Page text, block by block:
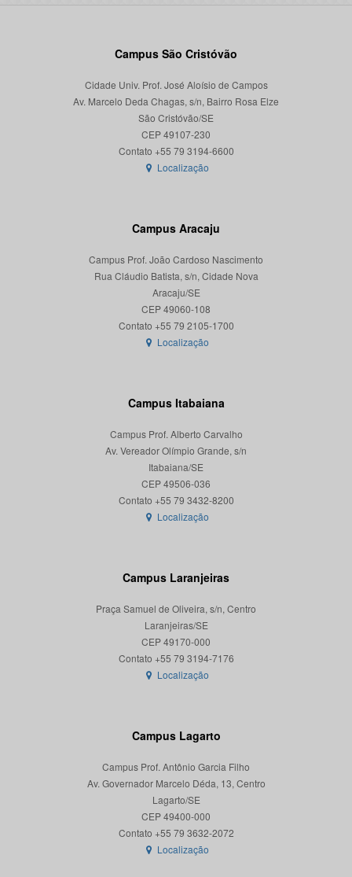
Campus São Cristóvão
Cidade Univ. Prof. José Aloísio de Campos
Av. Marcelo Deda Chagas, s/n, Bairro Rosa Elze
São Cristóvão/SE
CEP 49107-230
Localização
Campus Aracaju
Campus Prof. João Cardoso Nascimento
Rua Cláudio Batista, s/n, Cidade Nova
Aracaju/SE
CEP 49060-108
Localização
Campus Itabaiana
Campus Prof. Alberto Carvalho
Av. Vereador Olímpio Grande, s/n
Itabaiana/SE
CEP 49506-036
Localização
Campus Laranjeiras
Praça Samuel de Oliveira, s/n, Centro
Laranjeiras/SE
CEP 49170-000
Localização
Campus Lagarto
Campus Prof. Antônio Garcia Filho
Av. Governador Marcelo Déda, 13, Centro
Lagarto/SE
CEP 49400-000
Localização